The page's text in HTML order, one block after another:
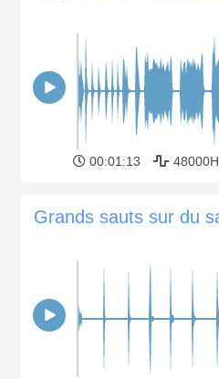
00:01:13
Grands sauts sur du